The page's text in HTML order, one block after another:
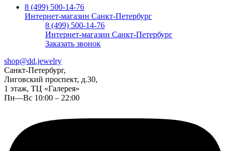
8 (499) 500-14-76
Интернет-магазин Санкт-Петербург
8 (499) 500-14-76
Интернет-магазин Санкт-Петербург
Заказать звонок
shop@dd.jewelry
Санкт-Петербург,
Лиговский проспект, д.30,
1 этаж, ТЦ «Галерея»
Пн—Вс 10:00 – 22:00